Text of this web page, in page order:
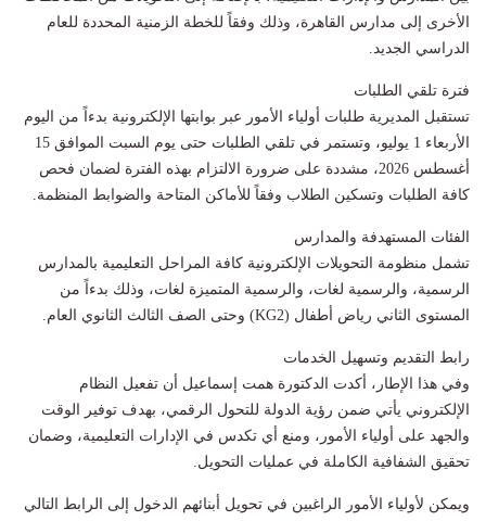
الأخرى إلى مدارس القاهرة، وذلك وفقاً للخطة الزمنية المحددة للعام
الدراسي الجديد.
​فترة تلقي الطلبات
​تستقبل المديرية طلبات أولياء الأمور عبر بوابتها الإلكترونية بدءاً من اليوم
الأربعاء 1 يوليو، وتستمر في تلقي الطلبات حتى يوم السبت الموافق 15
أغسطس 2026، مشددة على ضرورة الالتزام بهذه الفترة لضمان فحص
كافة الطلبات وتسكين الطلاب وفقاً للأماكن المتاحة والضوابط المنظمة.
​الفئات المستهدفة والمدارس
​تشمل منظومة التحويلات الإلكترونية كافة المراحل التعليمية بالمدارس
الرسمية، والرسمية لغات، والرسمية المتميزة لغات، وذلك بدءاً من
المستوى الثاني رياض أطفال (KG2) وحتى الصف الثالث الثانوي العام.
​رابط التقديم وتسهيل الخدمات
​وفي هذا الإطار، أكدت الدكتورة همت إسماعيل أن تفعيل النظام
الإلكتروني يأتي ضمن رؤية الدولة للتحول الرقمي، بهدف توفير الوقت
والجهد على أولياء الأمور، ومنع أي تكدس في الإدارات التعليمية، وضمان
تحقيق الشفافية الكاملة في عمليات التحويل.
​ويمكن لأولياء الأمور الراغبين في تحويل أبنائهم الدخول إلى الرابط التالي